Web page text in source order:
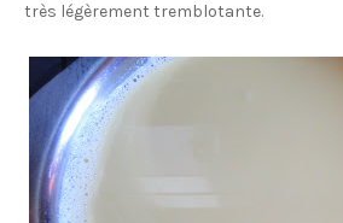
très légèrement tremblotante.